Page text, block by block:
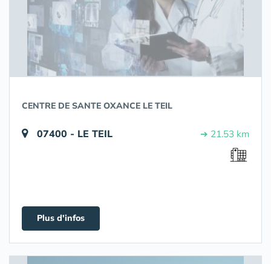
CENTRE DE SANTE OXANCE LE TEIL
07400 - LE TEIL ➔ 21.53 km
Plus d'infos